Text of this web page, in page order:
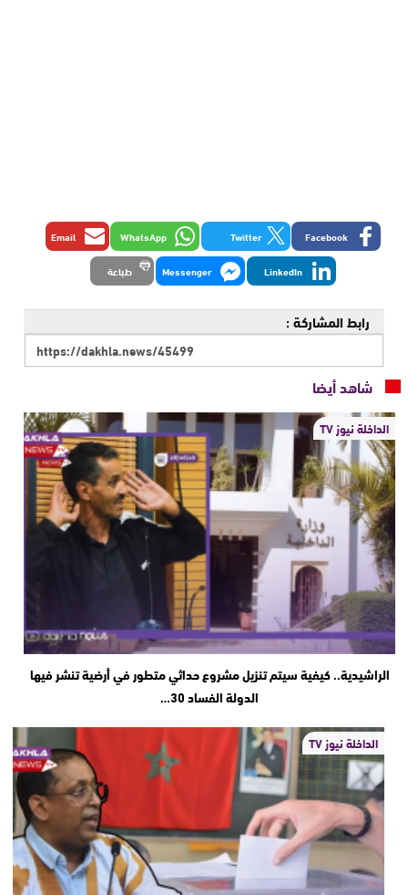
Facebook
Twitter
WhatsApp
Email
LinkedIn
Messenger طباعة
رابط المشاركة :
شاهد أيضا
الداخلة نيوز TV
الراشيدية.. كيفية سيتم تنزيل مشروع حداثي متطور في أرضية تنشر فيها
الدولة الفساد 30…
الداخلة نيوز TV